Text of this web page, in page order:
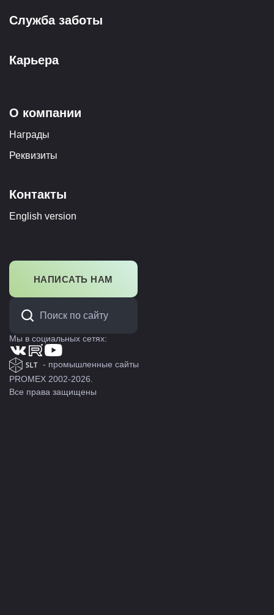
Служба заботы
Карьера
О компании
Награды
Реквизиты
Контакты
English version
НАПИСАТЬ НАМ
Мы в социальных сетях:
- промышленные сайты
PROMEX 2002-2026.
Все права защищены